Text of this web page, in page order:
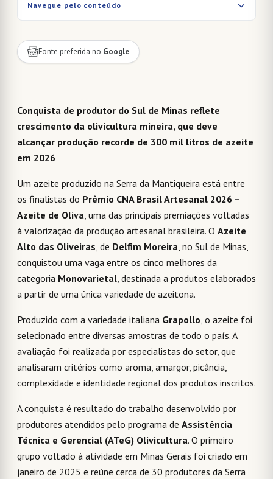
Navegue pelo conteúdo
Fonte preferida no Google
Conquista de produtor do Sul de Minas reflete
crescimento da olivicultura mineira, que deve
alcançar produção recorde de 300 mil litros de azeite
em 2026
Um azeite produzido na Serra da Mantiqueira está entre
os finalistas do Prêmio CNA Brasil Artesanal 2026 –
Azeite de Oliva , uma das principais premiações voltadas
à valorização da produção artesanal brasileira. O Azeite
Alto das Oliveiras , de Delfim Moreira , no Sul de Minas,
conquistou uma vaga entre os cinco melhores da
categoria Monovarietal , destinada a produtos elaborados
a partir de uma única variedade de azeitona.
Produzido com a variedade italiana Grapollo , o azeite foi
selecionado entre diversas amostras de todo o país. A
avaliação foi realizada por especialistas do setor, que
analisaram critérios como aroma, amargor, picância,
complexidade e identidade regional dos produtos inscritos.
A conquista é resultado do trabalho desenvolvido por
produtores atendidos pelo programa de Assistência
Técnica e Gerencial (ATeG) Olivicultura. O primeiro
grupo voltado à atividade em Minas Gerais foi criado em
janeiro de 2025 e reúne cerca de 30 produtores da Serra